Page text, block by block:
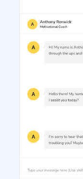
General Writing
Extend short
interesting ones.
Content